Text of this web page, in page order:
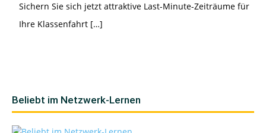
Sichern Sie sich jetzt attraktive Last-Minute-Zeiträume für
Ihre Klassenfahrt […]
Beliebt im Netzwerk-Lernen